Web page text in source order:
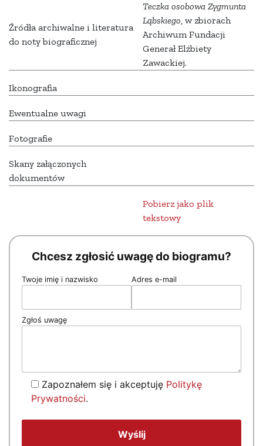
Źródła archiwalne i literatura
do noty biograficznej
Teczka osobowa Zygmunta
Ląbskiego, w zbiorach
Archiwum Fundacji
Generał Elżbiety
Zawackiej.
Ikonografia
Ewentualne uwagi
Fotografie
Skany załączonych
dokumentów
Pobierz jako plik
tekstowy
Chcesz zgłosić uwagę do biogramu?
Twoje imię i nazwisko Adres e-mail
Zgłoś uwagę
Zapoznałem się i akceptuję Politykę
Prywatności.